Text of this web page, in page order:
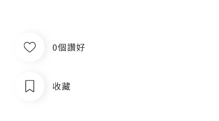
0個讚好
收藏